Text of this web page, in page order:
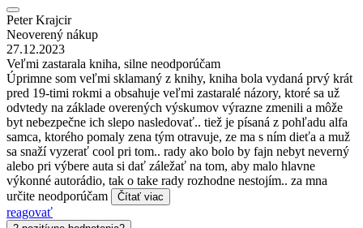
Peter Krajcir
Neoverený nákup
27.12.2023
Veľmi zastarala kniha, silne neodporúčam
Úprimne som veľmi sklamaný z knihy, kniha bola vydaná prvý krát
pred 19-timi rokmi a obsahuje veľmi zastaralé názory, ktoré sa už
odvtedy na základe overených výskumov výrazne zmenili a môže
byt nebezpečne ich slepo nasledovať.. tiež je písaná z pohľadu alfa
samca, ktorého pomaly zena tým otravuje, ze ma s ním dieťa a muž
sa snaží vyzerať cool pri tom.. rady ako bolo by fajn nebyt neverný
alebo pri výbere auta si dať záležať na tom, aby malo hlavne
výkonné autorádio, tak o take rady rozhodne nestojím.. za mna
určite neodporúčam
Čítať viac
reagovať